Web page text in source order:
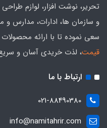
تحریر، نوشت افزار، لوازم
و سازمان ها، ادارات، مدارس و
سعی نموده تا با ارائه محصولات
قیمت، لذت خریدی آسان و
ارتباط با ما
021-88490380
info@namitahrir.com